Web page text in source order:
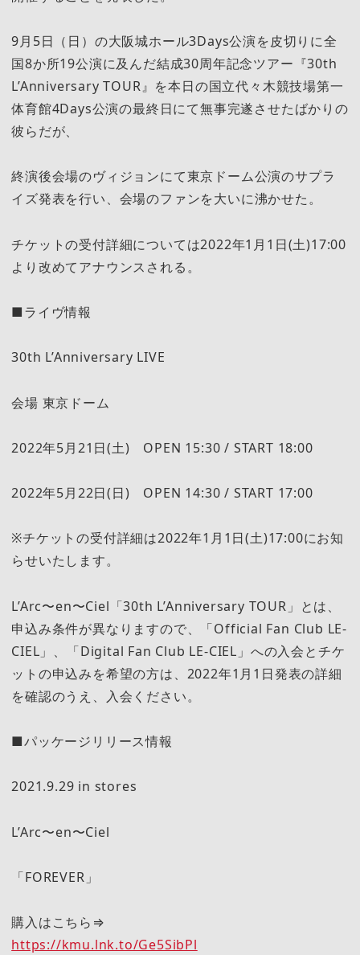
9月5日（日）の大阪城ホール3Days公演を皮切りに全
国8か所19公演に及んだ結成30周年記念ツアー『30th
L’Anniversary TOUR』を本日の国立代々木競技場第一
体育館4Days公演の最終日にて無事完遂させたばかりの
彼らだが、
終演後会場のヴィジョンにて東京ドーム公演のサプラ
イズ発表を行い、会場のファンを大いに沸かせた。
チケットの受付詳細については2022年1月1日(土)17:00
より改めてアナウンスされる。
■ライヴ情報
30th L’Anniversary LIVE
会場 東京ドーム
2022年5月21日(土) OPEN 15:30 / START 18:00
2022年5月22日(日) OPEN 14:30 / START 17:00
※チケットの受付詳細は2022年1月1日(土)17:00にお知
らせいたします。
L’Arc〜en〜Ciel「30th L’Anniversary TOUR」とは、
申込み条件が異なりますので、「Official Fan Club LE-
CIEL」、「Digital Fan Club LE-CIEL」への入会とチケ
ットの申込みを希望の方は、2022年1月1日発表の詳細
を確認のうえ、入会ください。
■パッケージリリース情報
2021.9.29 in stores
L’Arc〜en〜Ciel
「FOREVER」
購入はこちら⇒
https://kmu.lnk.to/Ge5SibPl